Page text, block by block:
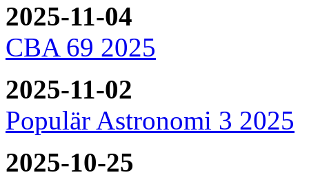
2025-11-04
CBA 69 2025
2025-11-02
Populär Astronomi 3 2025
2025-10-25